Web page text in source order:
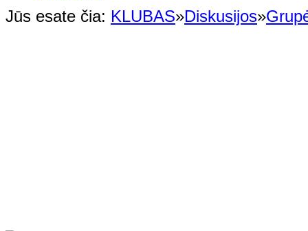
Jūs esate čia: KLUBAS»Diskusijos»